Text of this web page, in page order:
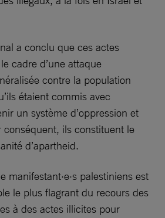
a conclu que ces actes
cadre d’une attaque
contre la population
étaient commis avec
un système d’oppression et
ils constituent le
d’apartheid.
manifestant·e·s palestiniens est
le plus flagrant du recours des
à des actes illicites pour